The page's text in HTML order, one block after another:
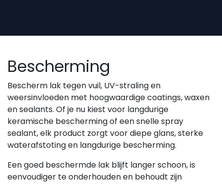
Bescherming
Bescherm lak tegen vuil, UV-straling en
weersinvloeden met hoogwaardige coatings, waxen
en sealants. Of je nu kiest voor langdurige
keramische bescherming of een snelle spray
sealant, elk product zorgt voor diepe glans, sterke
waterafstoting en langdurige bescherming.
Een goed beschermde lak blijft langer schoon, is
eenvoudiger te onderhouden en behoudt zijn